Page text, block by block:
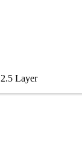
Layer